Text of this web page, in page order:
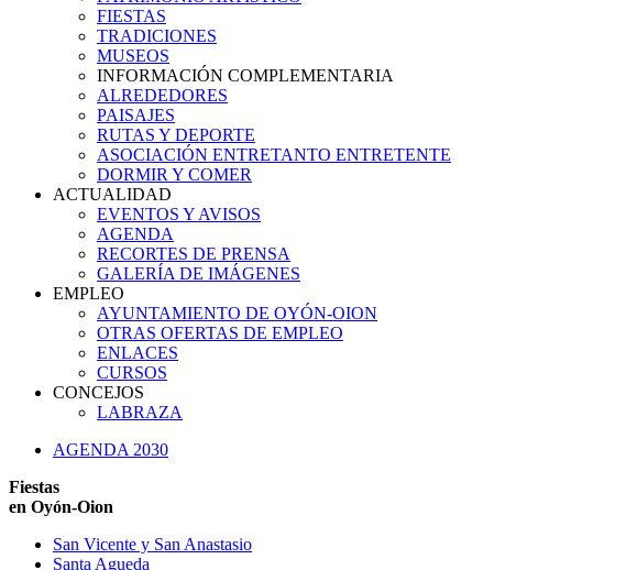
FIESTAS
TRADICIONES
MUSEOS
INFORMACIÓN COMPLEMENTARIA
ALREDEDORES
PAISAJES
RUTAS Y DEPORTE
ASOCIACIÓN ENTRETANTO ENTRETENTE
DORMIR Y COMER
ACTUALIDAD
EVENTOS Y AVISOS
AGENDA
RECORTES DE PRENSA
GALERÍA DE IMÁGENES
EMPLEO
AYUNTAMIENTO DE OYÓN-OION
OTRAS OFERTAS DE EMPLEO
ENLACES
CURSOS
CONCEJOS
LABRAZA
AGENDA 2030
Fiestas
en Oyón-Oion
San Vicente y San Anastasio
Santa Agueda